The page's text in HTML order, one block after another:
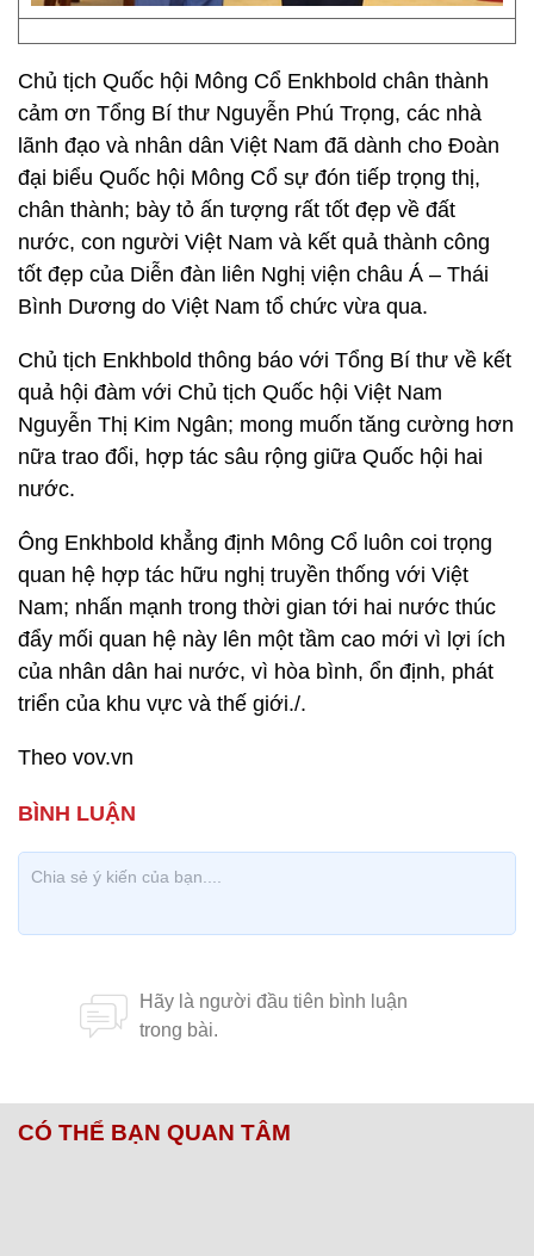
Chủ tịch Quốc hội Mông Cổ Enkhbold chân thành
cảm ơn Tổng Bí thư Nguyễn Phú Trọng, các nhà
lãnh đạo và nhân dân Việt Nam đã dành cho Đoàn
đại biểu Quốc hội Mông Cổ sự đón tiếp trọng thị,
chân thành; bày tỏ ấn tượng rất tốt đẹp về đất
nước, con người Việt Nam và kết quả thành công
tốt đẹp của Diễn đàn liên Nghị viện châu Á – Thái
Bình Dương do Việt Nam tổ chức vừa qua.
Chủ tịch Enkhbold thông báo với Tổng Bí thư về kết
quả hội đàm với Chủ tịch Quốc hội Việt Nam
Nguyễn Thị Kim Ngân; mong muốn tăng cường hơn
nữa trao đổi, hợp tác sâu rộng giữa Quốc hội hai
nước.
Ông Enkhbold khẳng định Mông Cổ luôn coi trọng
quan hệ hợp tác hữu nghị truyền thống với Việt
Nam; nhấn mạnh trong thời gian tới hai nước thúc
đẩy mối quan hệ này lên một tầm cao mới vì lợi ích
của nhân dân hai nước, vì hòa bình, ổn định, phát
triển của khu vực và thế giới./.
Theo vov.vn
CÓ THỂ BẠN QUAN TÂM